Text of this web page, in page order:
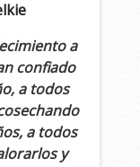
a
confiado
a todos
a todos
y